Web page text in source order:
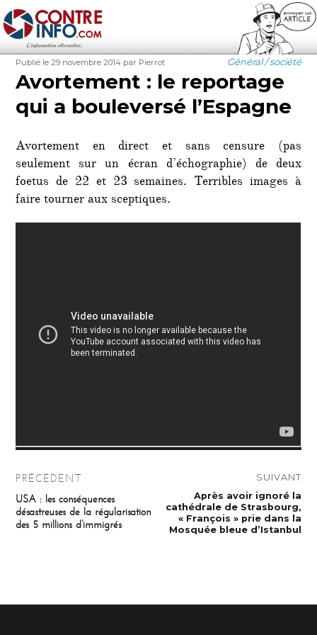
Contre-Info
Publié
le
Publié le 29 novembre 2014 Auteur
par Pierrot Catégories
Général / société
Avortement : le reportage
qui a bouleversé l’Espagne
Avortement en direct et sans censure (pas
seulement sur un écran d’échographie) de deux
foetus de 22 et 23 semaines. Terribles images à
faire tourner aux sceptiques.
de
l’article
PRÉCÉDENT
Publication
précédente :
USA : les conséquences
désastreuses de la régularisation
des 5 millions d’immigrés
SUIVANT
Publication
suivante :
Après avoir ignoré la
cathédrale de Strasbourg,
« François » prie dans la
Mosquée bleue d’Istanbul